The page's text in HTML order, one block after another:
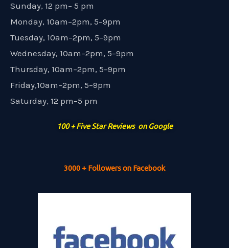
Sunday, 12 pm– 5 pm
Monday, 10am–2pm, 5–9pm
Tuesday, 10am–2pm, 5–9pm
Wednesday, 10am–2pm, 5–9pm
Thursday, 10am–2pm, 5–9pm
Friday,10am–2pm, 5–9pm
Saturday, 12 pm–5 pm
100 + Five Star Reviews on Google
3000 + Followers on Facebook